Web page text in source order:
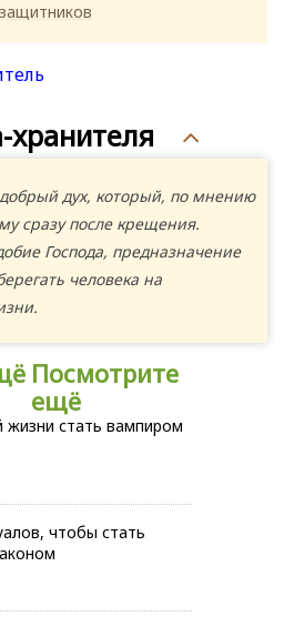
хранителя
дух, который, по мнению
сразу после крещения.
Господа, предназначение
человека на
Посмотрите
ещё
жизни стать вампиром
чтобы стать